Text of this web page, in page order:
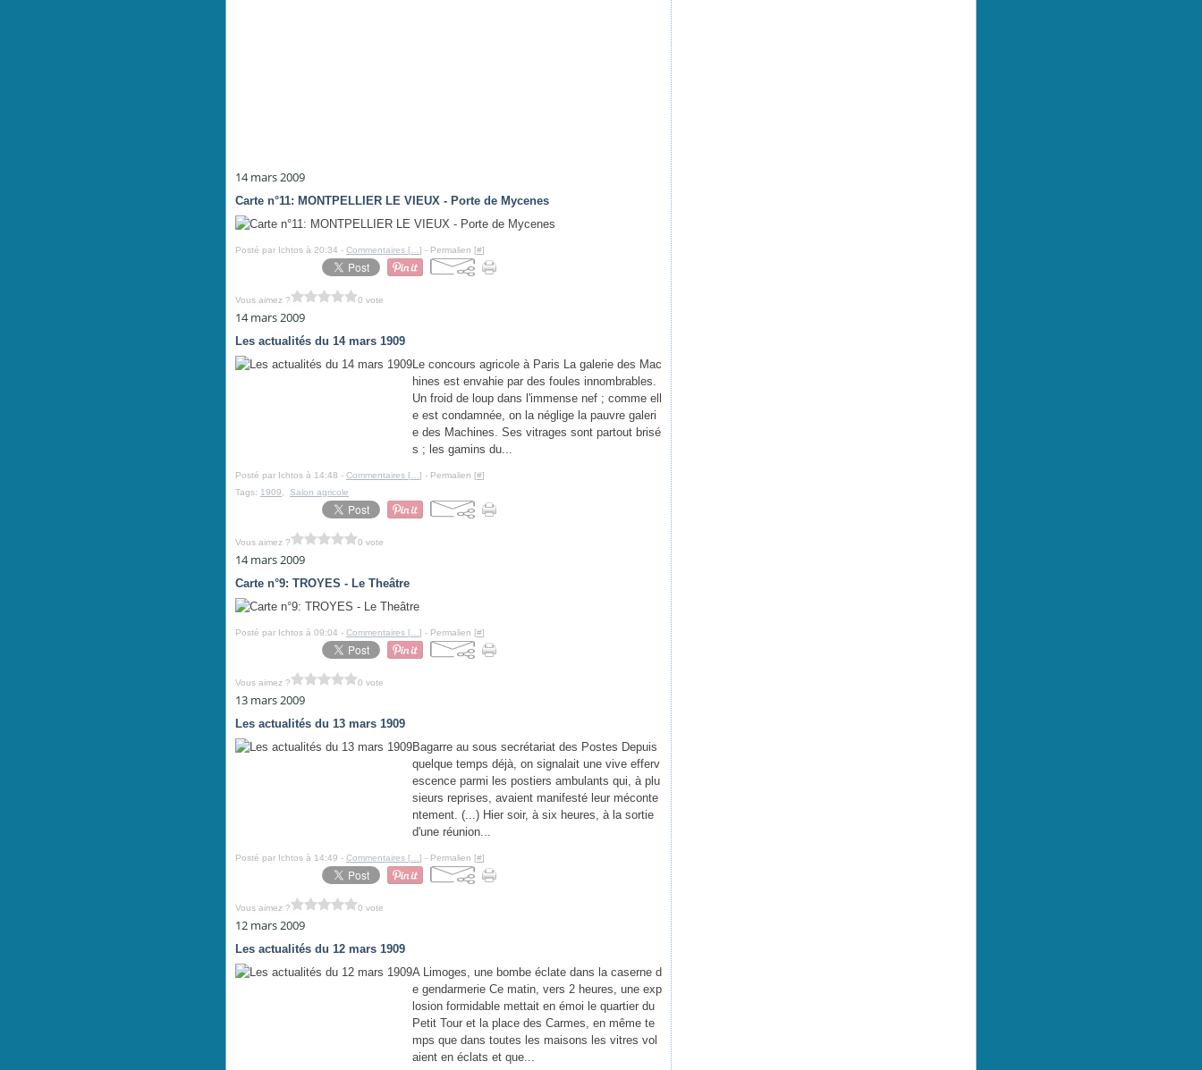
14 mars 2009
Carte n°11: MONTPELLIER LE VIEUX - Porte de Mycenes
Posté par Ichtos à 20:34 - Commentaires [ ] - Permalien [#]
Vous aimez ? 0 vote
14 mars 2009
Les actualités du 14 mars 1909
Le concours agricole à Paris La galerie des Mac
hines est envahie par des foules innombrables.
Un froid de loup dans l'immense nef ; comme ell
e est condamnée, on la néglige la pauvre galeri
e des Machines. Ses vitrages sont partout brisé
s ; les gamins du...
Posté par Ichtos à 14:48 - Commentaires [ ] - Permalien [#]
Tags: 1909 Salon agricole
Vous aimez ? 0 vote
14 mars 2009
Carte n°9: TROYES - Le Theâtre
Posté par Ichtos à 09:04 - Commentaires [ ] - Permalien [#]
Vous aimez ? 0 vote
13 mars 2009
Les actualités du 13 mars 1909
Bagarre au sous secrétariat des Postes Depuis
quelque temps déjà, on signalait une vive efferv
escence parmi les postiers ambulants qui, à plu
sieurs reprises, avaient manifesté leur méconte
ntement. (...) Hier soir, à six heures, à la sortie
d'une réunion...
Posté par Ichtos à 14:49 - Commentaires [ ] - Permalien [#]
Vous aimez ? 0 vote
12 mars 2009
Les actualités du 12 mars 1909
A Limoges, une bombe éclate dans la caserne d
e gendarmerie Ce matin, vers 2 heures, une exp
losion formidable mettait en émoi le quartier du
Petit Tour et la place des Carmes, en même te
mps que dans toutes les maisons les vitres vol
aient en éclats et que...